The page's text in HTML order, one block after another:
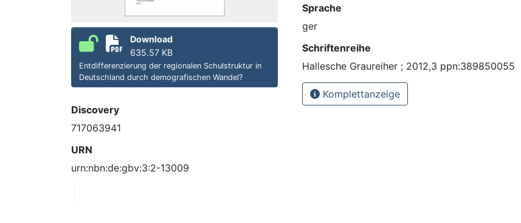
Download
635.57 KB
Entdifferenzierung der regionalen Schulstruktur in
Deutschland durch demografischen Wandel?
Discovery
717063941
URN
urn:nbn:de:gbv:3:2-13009
Sprache
ger
Schriftenreihe
Hallesche Graureiher ; 2012,3 ppn:389850055
Komplettanzeige